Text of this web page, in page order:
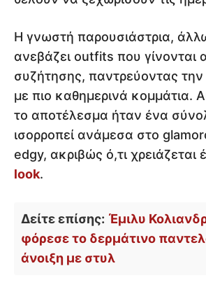
Η γνωστή παρουσιάστρια,
ανεβάζει outfits που γίνονται
συζήτησης, παντρεύοντας
με πιο καθημερινά κομμάτια.
το αποτέλεσμα ήταν ένα
ισορροπεί ανάμεσα στο
edgy, ακριβώς ό,τι χρειάζεται
look.
Δείτε επίσης: Έμιλυ
φόρεσε το δερμάτινο
άνοιξη με στυλ